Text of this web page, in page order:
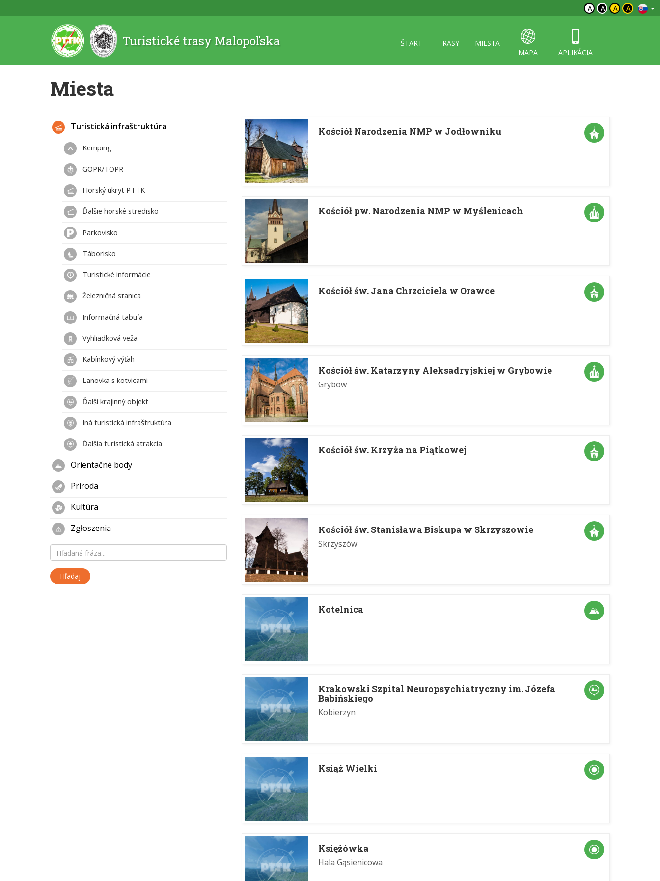
A A A A
Turistické trasy Malopoľska ŠTART TRASY
MIESTA
MAPA
APLIKÁCIA
Miesta
Kościół Narodzenia NMP w Jodłowniku
Kościół pw. Narodzenia NMP w Myślenicach
Kościół św. Jana Chrzciciela w Orawce
Kościół św. Katarzyny Aleksadryjskiej w Grybowie
Grybów
Kościół św. Krzyża na Piątkowej
Kościół św. Stanisława Biskupa w Skrzyszowie
Skrzyszów
Kotelnica
Krakowski Szpital Neuropsychiatryczny im. Józefa
Babińskiego
Kobierzyn
Książ Wielki
Księżówka
Hala Gąsienicowa
Turistická infraštruktúra
Kemping
GOPR/TOPR
Horský úkryt PTTK
Ďalšie horské stredisko
Parkovisko
Táborisko
Turistické informácie
Železničná stanica
Informačná tabuľa
Vyhliadková veža
Kabínkový výťah
Lanovka s kotvicami
Ďalší krajinný objekt
Iná turistická infraštruktúra
Ďalšia turistická atrakcia
Orientačné body
Príroda
Kultúra
Zgłoszenia